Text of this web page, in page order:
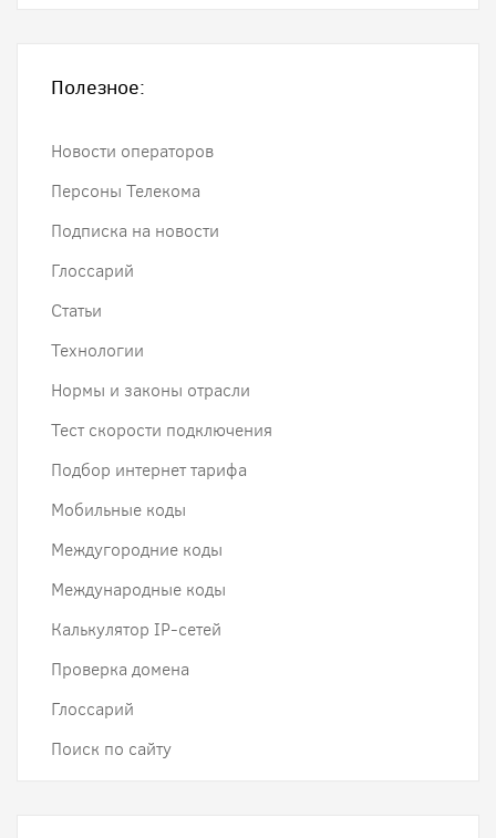
Полезное:
Новости операторов
Персоны Телекома
Подписка на новости
Глоссарий
Статьи
Технологии
Нормы и законы отрасли
Тест скорости подключения
Подбор интернет тарифа
Мобильные коды
Междугородние коды
Международные коды
Калькулятор IP-сетей
Проверка домена
Глоссарий
Поиск по сайту